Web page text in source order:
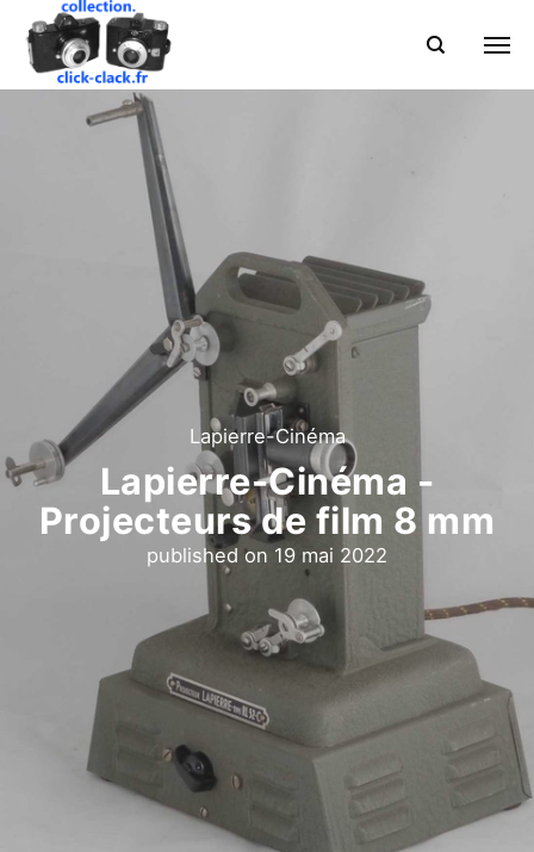
Lapierre-Cinéma
Lapierre-Cinéma -
Projecteurs de film 8 mm
published on 19 mai 2022